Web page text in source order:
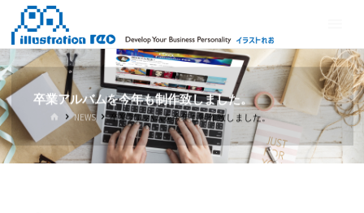
テ
ン
ツ
へ
ス
キ
ッ
ス
ト
れ
お
卒業アルバムを今年も制作致しました。
ホ
ー
NEWS 卒業アルバムを今年も制作致しました。